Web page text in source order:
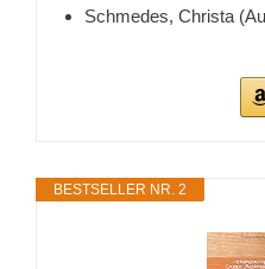
Schmedes, Christa
BESTSELLER NR. 2